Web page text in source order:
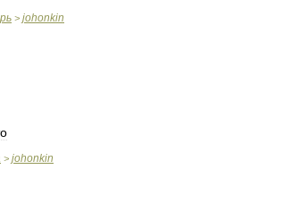
> johonkin
> johonkin